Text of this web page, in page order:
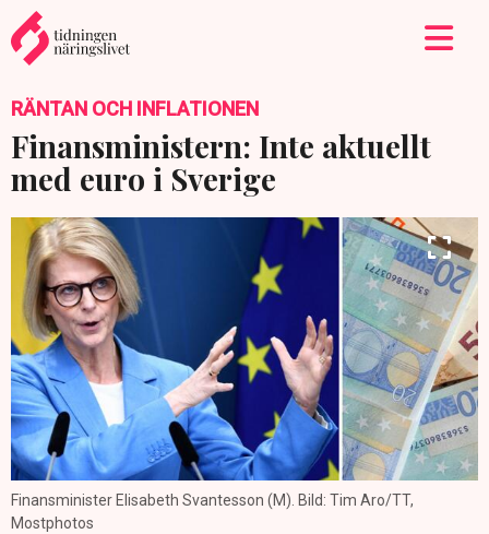
RÄNTAN OCH INFLATIONEN
Finansministern: Inte aktuellt
med euro i Sverige
Finansminister Elisabeth Svantesson (M). Bild: Tim Aro/TT,
Mostphotos